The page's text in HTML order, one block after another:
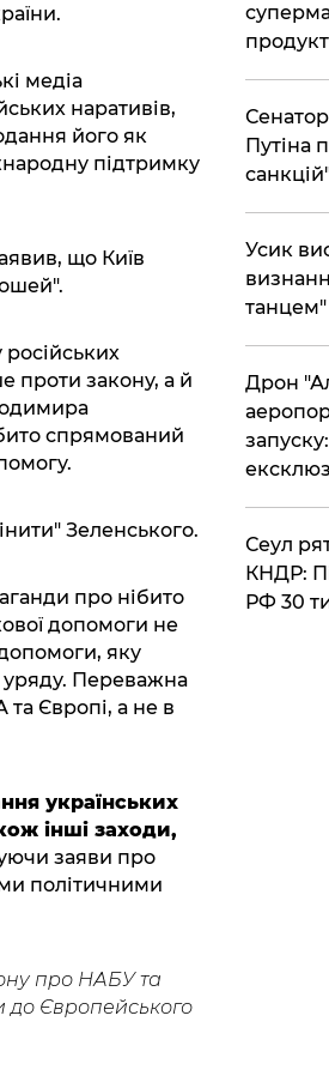
медіа
наративів,
його як
підтримку
що Київ
проти закону, а й
спрямований
Зеленського.
про нібито
допомоги не
яку
уряду. Переважна
Європі, а не в
українських
інші заходи,
заяви про
політичними
про НАБУ та
до Європейського
Путіна
​Усик
танцем"
​Дрон
​Сеул
КНДР:
РФ 30